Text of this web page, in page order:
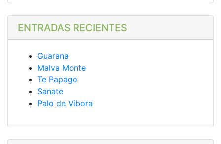
ENTRADAS RECIENTES
Guarana
Malva Monte
Te Papago
Sanate
Palo de Vibora